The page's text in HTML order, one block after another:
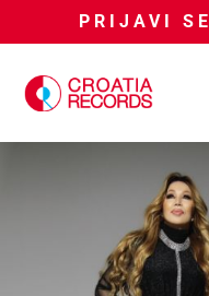
PRIJAVI SE